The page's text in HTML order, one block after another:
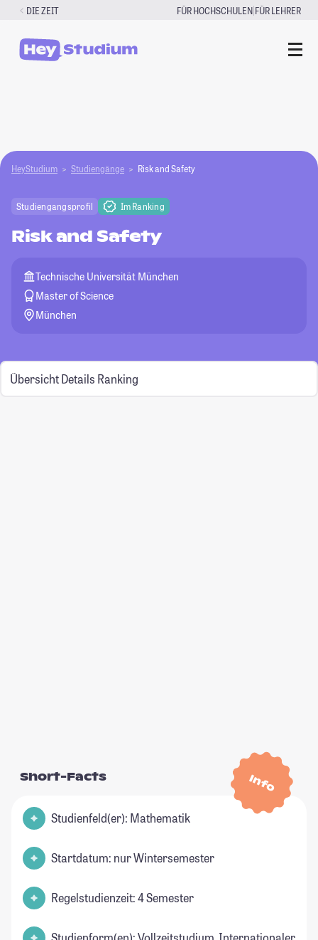
Zum
springen
DIE ZEIT FÜR HOCHSCHULEN|FÜR LEHRER
HeyStudium Studiengänge Risk and Safety
Studiengangsprofil Im Ranking
Risk and Safety
Technische Universität München
Master of Science
München
Übersicht Details Ranking
Info
Short-Facts
Studienfeld(er): Mathematik
Startdatum: nur Wintersemester
Regelstudienzeit: 4 Semester